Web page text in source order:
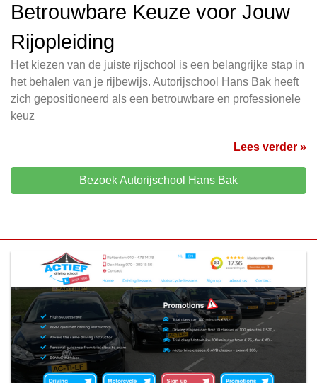
Betrouwbare Keuze voor Jouw
Rijopleiding
Het kiezen van de juiste rijschool is een belangrijke stap in
het behalen van je rijbewijs. Autorijschool Hans Bak heeft
zich gepositioneerd als een betrouwbare en professionele
keuz
Lees verder »
Bezoek Autorijschool Hans Bak